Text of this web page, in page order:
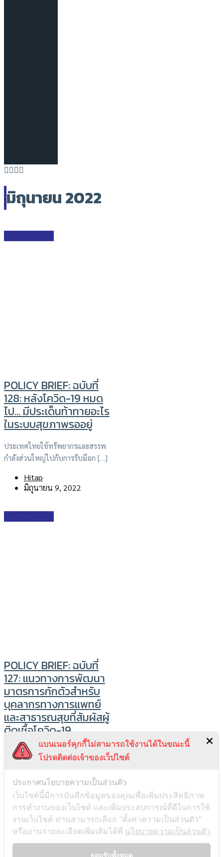
มิถุนายน 2022
POLICY BRIEF: ฉบับที่
128: หลังโควิด-19 หมด
ไป… มีประเด็นท้าทายอะไร
ในระบบสุขภาพรออยู่
ประเทศไทยใช้ทรัพยากรและสรรพ
กำลังส่วนใหญ่ไปกับการรับมือก […]
Hitap
มิถุนายน 9, 2022
POLICY BRIEF: ฉบับที่
127: แนวทางการพัฒนา
มาตรการกักตัวสำหรับ
บุคลากรทางการแพทย์
และสาธารณสุขที่สัมผัสผู้
ติดเชื้อโควิด-19
บุคลากรทางการแพทย์และ
Hitap
มิถุนายน 7, 2022
© 2026 COVID-19 - All Rights
แบนเนอร์คุกกี้ไม่สามารถใช้งานได้ในขณะนี้
โปรดติดต่อเจ้าของเว็ปไซต์
ประกาศนโยบายความเป็นส่วนตัว
เว็บไซต์นี้มีการบันทึกข้อมูลของคุณเพื่อเพิ่มประสิทธิภาพ
การทำงานของเว็บไซต์ และเพิ่มประสบการณ์ที่ดีในการใช้
งานเว็บไซต์ ท่านสามารถเลือก "ตั้งค่าความเป็นส่วนตัว"
หรืออ่านรายละเอียดเพิ่มเติมได้ที่ นโยบายความเป็นส่วนตัว
ยอมรับทั้งหมด